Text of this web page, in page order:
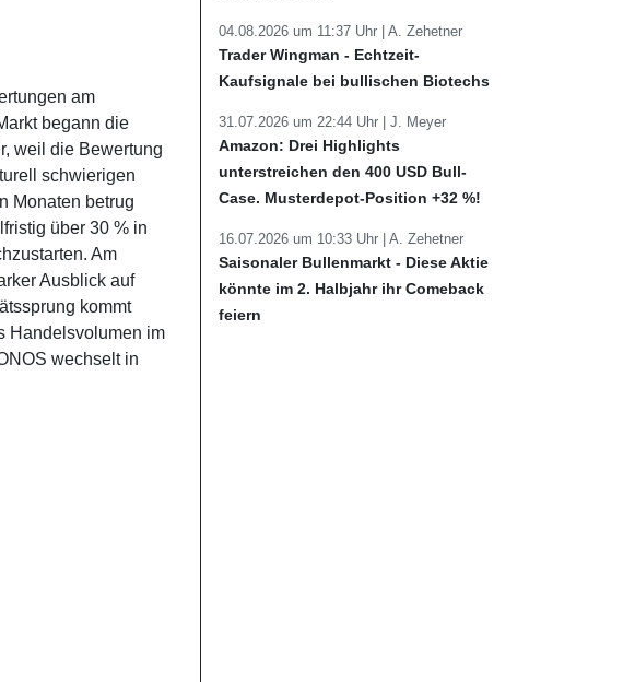
am
begann die
weil die Bewertung
schwierigen
Monaten betrug
über 30 % in
Am
Ausblick auf
kommt
Handelsvolumen im
wechselt in
04.08.2026 um 11:37 Uhr | A. Zehetner
Trader Wingman - Echtzeit-
Kaufsignale bei bullischen Biotechs
31.07.2026 um 22:44 Uhr | J. Meyer
Amazon: Drei Highlights
unterstreichen den 400 USD Bull-
Case. Musterdepot-Position +32 %!
16.07.2026 um 10:33 Uhr | A. Zehetner
Saisonaler Bullenmarkt - Diese Aktie
könnte im 2. Halbjahr ihr Comeback
feiern